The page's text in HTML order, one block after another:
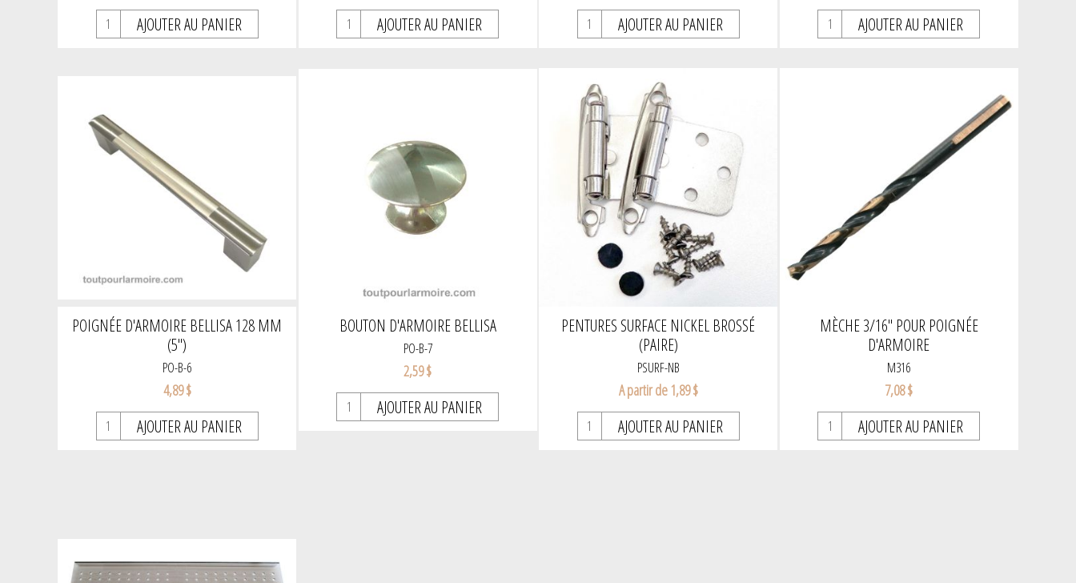
AJOUTER AU PANIER AJOUTER AU PANIER AJOUTER AU PANIER AJOUTER AU PANIER
POIGNÉE D'ARMOIRE BELLISA 128 MM
(5")
PO-B-6
4,89 $
AJOUTER AU PANIER
BOUTON D'ARMOIRE BELLISA
PO-B-7
2,59 $
AJOUTER AU PANIER
PENTURES SURFACE NICKEL BROSSÉ
(PAIRE)
PSURF-NB
A partir de 1,89 $
AJOUTER AU PANIER
MÈCHE 3/16" POUR POIGNÉE
D'ARMOIRE
M316
7,08 $
AJOUTER AU PANIER